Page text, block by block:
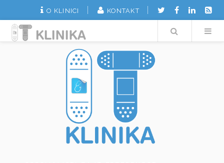
O KLINICI KONTAKT
Search